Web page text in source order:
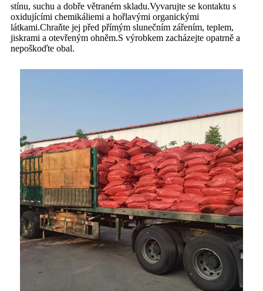
stínu, suchu a dobře větraném skladu.Vyvarujte se kontaktu s
oxidujícími chemikáliemi a hořlavými organickými
látkami.Chraňte jej před přímým slunečním zářením, teplem,
jiskrami a otevřeným ohněm.S výrobkem zacházejte opatrně a
nepoškoďte obal.